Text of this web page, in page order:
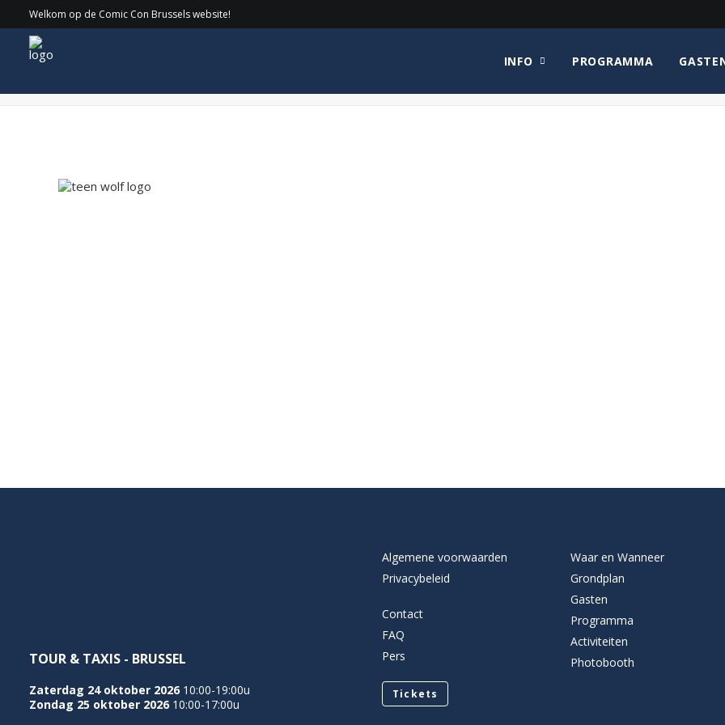
Welkom op de Comic Con Brussels website!
INFO PROGRAMMA
teen wolf logo
TOUR & TAXIS - BRUSSEL
Zaterdag 24 oktober 2026 10:00-19:00u
Zondag 25 oktober 2026 10:00-17:00u
Algemene voorwaarden
Privacybeleid
Contact
FAQ
Pers
Tickets
Waar en Wanneer
Grondplan
Gasten
Programma
Activiteiten
Photobooth